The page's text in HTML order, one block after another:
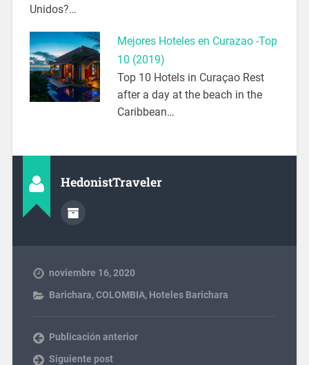
Unidos?…
Mejores Hoteles en Curazao -Top
10 (2019)
Top 10 Hotels in Curaçao Rest
after a day at the beach in the
Caribbean…
HedonistTraveler
noviembre 16, 2020
Barichara,COLOMBIA, Hoteles Barichara
Publicación anterior
Siguiente post